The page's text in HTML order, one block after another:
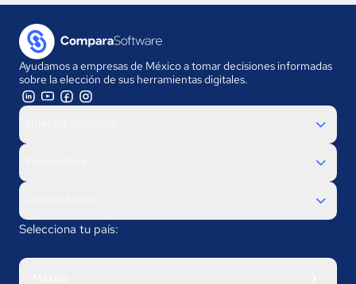
Ayudamos a empresas de México a tomar decisiones informadas
sobre la elección de sus herramientas digitales.
Selecciona tu país: